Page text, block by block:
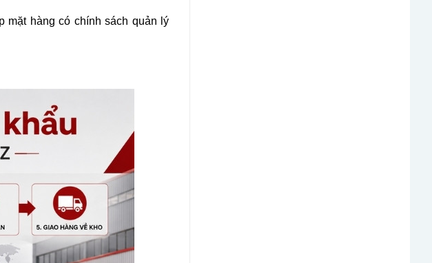
mặt hàng có chính sách quản lý